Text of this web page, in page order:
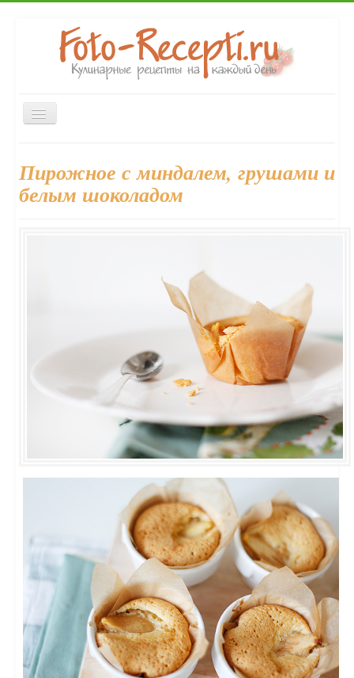
Включить/
выключить
Десерты
Выпечка Напитки
Консервирование
Форум
Пирожное с миндалем, грушами и
белым шоколадом